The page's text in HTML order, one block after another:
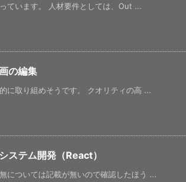
ています。 人材要件としては、Out ...
の編集
に取り組めそうです。 クオリティの高 ...
ステム開発（React）
については記載が無いので確認したほう ...